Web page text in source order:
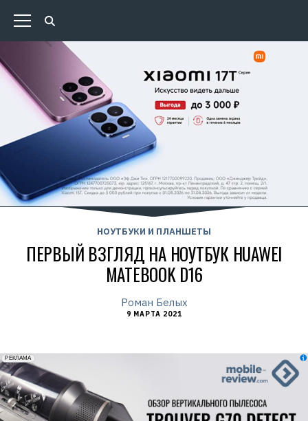
НОУТБУКИ И ПЛАНШЕТЫ
ПЕРВЫЙ ВЗГЛЯД НА НОУТБУК HUAWEI
MATEBOOK D16
Роман Белых
9 МАРТА 2021
erid: 2VfnxxmNzs5
РЕКЛАМА